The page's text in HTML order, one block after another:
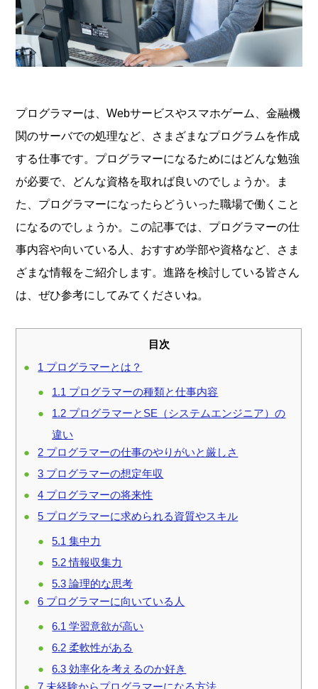
プログラマーは、Webサービスやスマホゲーム、金融機
関のサーバでの処理など、さまざまなプログラムを作成
する仕事です。プログラマーになるためにはどんな勉強
が必要で、どんな資格を取れば良いのでしょうか。ま
た、プログラマーになったらどういった職場で働くこと
になるのでしょうか。この記事では、プログラマーの仕
事内容や向いている人、おすすめ学部や資格など、さま
ざまな情報をご紹介します。進路を検討している皆さん
は、ぜひ参考にしてみてくださいね。
目次
1 プログラマーとは？
1.1 プログラマーの種類と仕事内容
1.2 プログラマーとSE（システムエンジニア）の
違い
2 プログラマーの仕事のやりがいと厳しさ
3 プログラマーの想定年収
4 プログラマーの将来性
5 プログラマーに求められる資質やスキル
5.1 集中力
5.2情報収集力
5.3 論理的な思考
6 プログラマーに向いている人
6.1 学習意欲が高い
6.2 柔軟性がある
6.3 効率化を考えるのか好き
7 未経験からプログラマーになる方法